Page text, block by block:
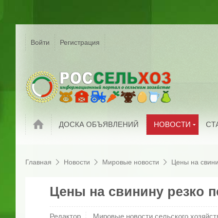
Войти Регистрация
Новости
ДОСКА ОБЪЯВЛЕНИЙ НОВОСТИ
Мировые новости
Новости компаний
Обзоры рынков
Главная Новости Мировые новости Цены на
Цены на свинину резко
Редактор Мировые новости сельского